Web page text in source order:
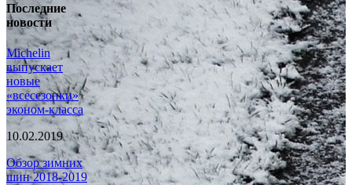
Последние
новости
Michelin
выпускает
новые
«всесезонки»
эконом-класса
10.02.2019
Обзор зимних
шин 2018-2019